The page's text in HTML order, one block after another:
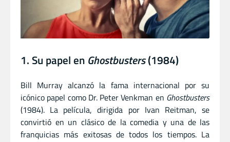
1. Su papel en Ghostbusters(1984)
Bill Murray alcanzó la fama internacional por su
icónico papel como Dr. Peter Venkman en Ghostbusters
(1984). La película, dirigida por Ivan Reitman, se
convirtió en un clásico de la comedia y una de las
franquicias más exitosas de todos los tiempos. La